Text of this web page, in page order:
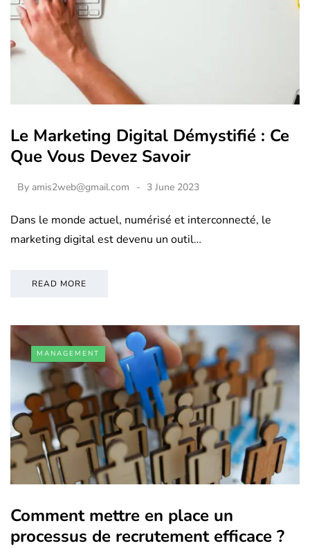
Le Marketing Digital Démystifié : Ce
Que Vous Devez Savoir
By amis2web@gmail.com 3 June 2023
Dans le monde actuel, numérisé et interconnecté, le
marketing digital est devenu un outil…
READ MORE
MANAGEMENT
Comment mettre en place un
processus de recrutement efficace ?